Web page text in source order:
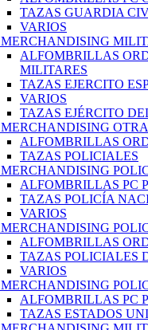
TAZAS GUARDIA
VARIOS
MERCHANDISING
ALFOMBRILLAS
MILITARES
TAZAS EJERCITO
VARIOS
TAZAS EJÉRCITO
MERCHANDISING
ALFOMBRILLAS
TAZAS POLICIALES
MERCHANDISING
ALFOMBRILLAS PC
TAZAS POLICÍA
VARIOS
MERCHANDISING
ALFOMBRILLAS
TAZAS POLICIALES
VARIOS
MERCHANDISING
ALFOMBRILLAS PC
TAZAS ESTADOS